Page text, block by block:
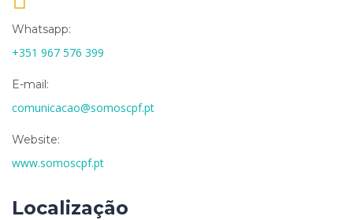
Whatsapp:
+351 967 576 399
E-mail:
comunicacao@somoscpf.pt
Website:
www.somoscpf.pt
Localização